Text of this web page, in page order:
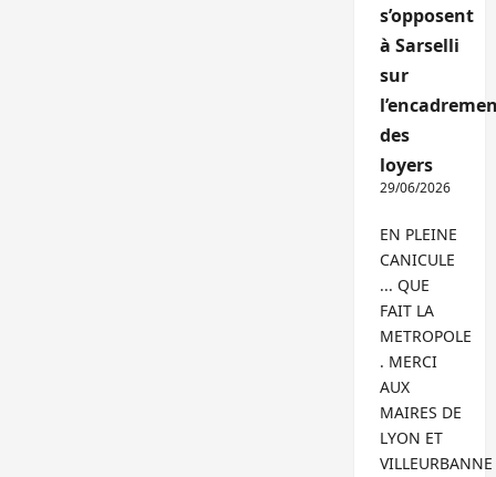
s’opposent
à Sarselli
sur
des
loyers
29/06/2026
EN PLEINE
CANICULE
... QUE
FAIT LA
METROPOLE
. MERCI
AUX
MAIRES DE
LYON ET
VILLEURBANNE